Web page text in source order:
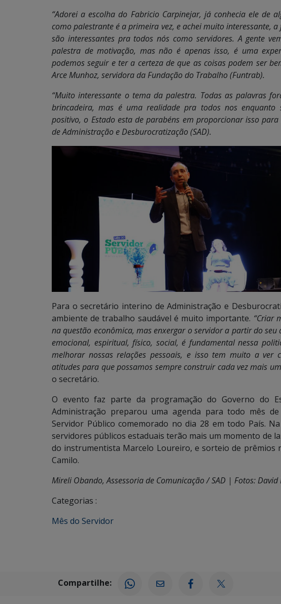
“Adorei a escolha do Fabricio Carpinejar, já conhecia ele de
como palestrante é a primeira vez, e achei muito interessante,
são interessantes pra todos nós como servidores. A gente
palestra de motivação, mas não é apenas isso, é uma
podemos seguir e ter a certeza de que as coisas podem ser
Arce Munhoz, servidora da Fundação do Trabalho (Funtrab).
“Muito interessante o tema da palestra. Todas as palavras
brincadeira, mas é uma realidade pra todos nos
positivo, o Estado esta de parabéns em proporcionar isso
de Administração e Desburocratização (SAD).
Para o secretário interino de Administração e
ambiente de trabalho saudável é muito importante. “Criar
na questão econômica, mas enxergar o servidor a partir do
emocional, espiritual, físico, social, é fundamental nessa
melhorar nossas relações pessoais, e isso tem muito a ver
atitudes para que possamos sempre construir cada vez mais
o secretário.
O evento faz parte da programação do Governo do
Administração preparou uma agenda para todo mês
Servidor Público comemorado no dia 28 em todo País.
servidores públicos estaduais terão mais um momento de
do instrumentista Marcelo Loureiro, e sorteio de prêmios
Camilo.
Mireli Obando, Assessoria de Comunicação / SAD | Fotos:
Categorias :
Mês do Servidor
Compartilhe: